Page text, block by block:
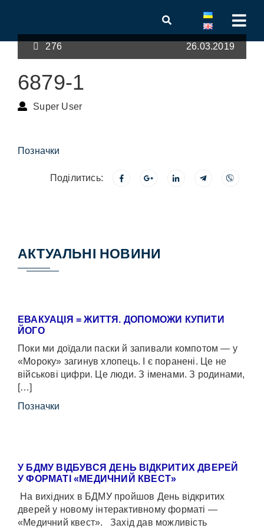
276 26.03.2019
6879-1
Super User
Позначки
Поділитись:
АКТУАЛЬНІ НОВИНИ
ЕВАКУАЦІЯ = ЖИТТЯ. ДОПОМОЖИ КУПИТИ
ЙОГО
Поки ми доїдали паски й запивали компотом — у
«Мороку» загинув хлопець. І є поранені. Це не
військові цифри. Це люди. З іменами. З родинами,
[…]
Позначки
У БДМУ ВІДБУВСЯ ДЕНЬ ВІДКРИТИХ ДВЕРЕЙ
У ФОРМАТІ «МЕДИЧНИЙ КВЕСТ»
На вихідних в БДМУ пройшов День відкритих
дверей у новому інтерактивному форматі —
«Медичний квест». Захід дав можливість